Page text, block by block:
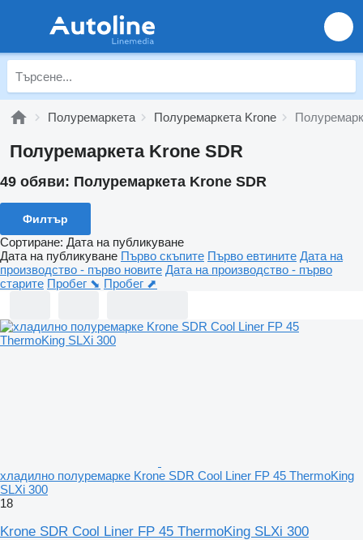
Полуремаркета Полуремаркета Krone
Полуремаркета Krone SDR
49 обяви: Полуремаркета Krone SDR
Филтър
Сортиране: Дата на публикуване
Дата на публикуване Първо скъпите Първо евтините Дата на
производство - първо новите Дата на производство - първо
старите Пробег ⬊ Пробег ⬈
хладилно полуремарке Krone SDR Cool Liner FP 45 ThermoKing
SLXi 300
18
Krone SDR Cool Liner FP 45 ThermoKing SLXi 300